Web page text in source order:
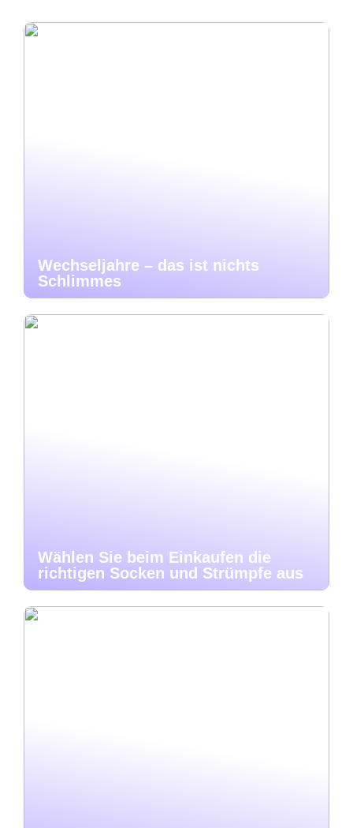
Wechseljahre – das ist nichts
Schlimmes
Wählen Sie beim Einkaufen die
richtigen Socken und Strümpfe aus